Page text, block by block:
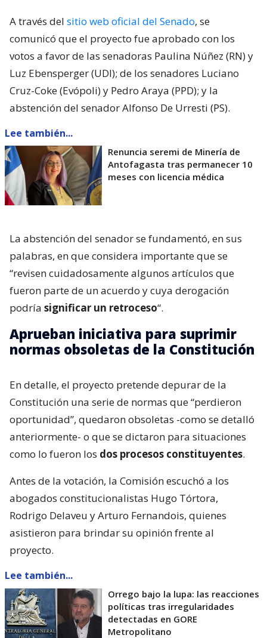
A través del sitio web oficial del Senado, se
comunicó que el proyecto fue aprobado con los
votos a favor de las senadoras Paulina Núñez (RN) y
Luz Ebensperger (UDI); de los senadores Luciano
Cruz-Coke (Evópoli) y Pedro Araya (PPD); y la
abstención del senador Alfonso De Urresti (PS).
Lee también...
Renuncia seremi de Minería de
Antofagasta tras permanecer 10
meses con licencia médica
La abstención del senador se fundamentó, en sus
palabras, en que considera importante que se
“revisen cuidadosamente algunos artículos que
fueron parte de un acuerdo y cuya derogación
podría significar un retroceso“.
Aprueban iniciativa para suprimir
normas obsoletas de la Constitución
En detalle, el proyecto pretende depurar de la
Constitución una serie de normas que “perdieron
oportunidad”, quedaron obsoletas -como se detalló
anteriormente- o que se dictaron para situaciones
como lo fueron los dos procesos constituyentes.
Antes de la votación, la Comisión escuchó a los
abogados constitucionalistas Hugo Tórtora,
Rodrigo Delaveu y Arturo Fernandois, quienes
asistieron para brindar su opinión frente al
proyecto.
Lee también...
Orrego bajo la lupa: las reacciones
políticas tras irregularidades
detectadas en GORE
Metropolitano